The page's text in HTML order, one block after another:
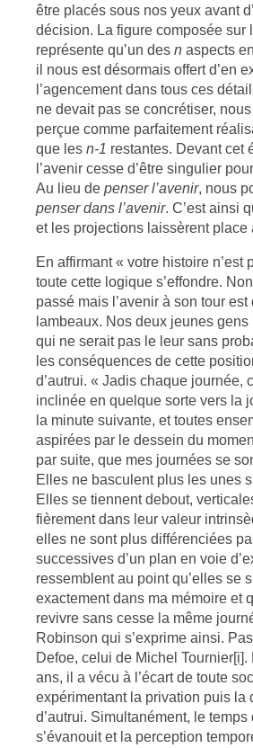
être placés sous nos yeux avant
décision. La figure composée sur
représente qu’un des n aspects
il nous est désormais offert d’en
l’agencement dans tous ces
ne devait pas se concrétiser, nous
perçue comme parfaitement
que les n-1 restantes. Devant cet
l’avenir cesse d’être singulier
Au lieu de penser l’avenir, nous
penser dans l’avenir. C’est ainsi
et les projections laissèrent place
En affirmant « votre histoire n’est
toute cette logique s’effondre.
passé mais l’avenir à son tour est
lambeaux. Nos deux jeunes
qui ne serait pas le leur sans
les conséquences de cette
d’autrui. « Jadis chaque journée,
inclinée en quelque sorte vers la
la minute suivante, et toutes
aspirées par le dessein du
par suite, que mes journées se
Elles ne basculent plus les unes
Elles se tiennent debout,
fièrement dans leur valeur
elles ne sont plus différenciées
successives d’un plan en voie
ressemblent au point qu’elles se
exactement dans ma mémoire et
revivre sans cesse la même
Robinson qui s’exprime ainsi.
Defoe, celui de Michel Tournier[i].
ans, il a vécu à l’écart de toute
expérimentant la privation puis la
d’autrui. Simultanément, le temps
s’évanouit et la perception